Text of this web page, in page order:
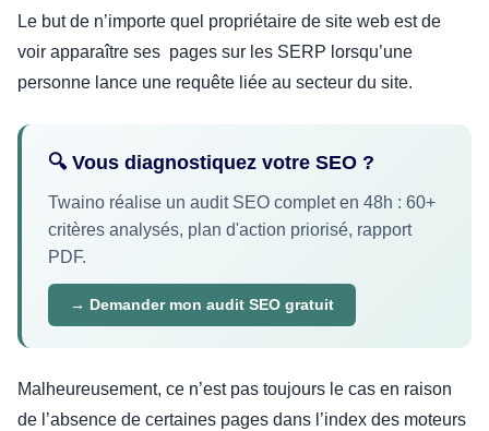
Le but de n’importe quel propriétaire de site web est de
voir apparaître ses pages sur les SERP lorsqu’une
personne lance une requête liée au secteur du site.
🔍 Vous diagnostiquez votre SEO ?
Twaino réalise un audit SEO complet en 48h : 60+
critères analysés, plan d'action priorisé, rapport
PDF.
→ Demander mon audit SEO gratuit
Malheureusement, ce n’est pas toujours le cas en raison
de l’absence de certaines pages dans l’index des moteurs